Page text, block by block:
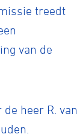
treedt
van de
heer R. van